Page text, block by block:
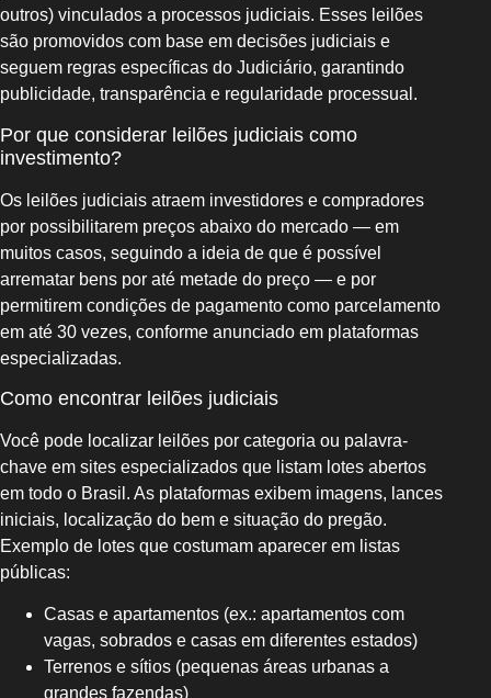
outros) vinculados a processos judiciais. Esses leilões
são promovidos com base em decisões judiciais e
seguem regras específicas do Judiciário, garantindo
publicidade, transparência e regularidade processual.
Por que considerar leilões judiciais como
investimento?
Os leilões judiciais atraem investidores e compradores
por possibilitarem preços abaixo do mercado — em
muitos casos, seguindo a ideia de que é possível
arrematar bens por até metade do preço — e por
permitirem condições de pagamento como parcelamento
em até 30 vezes, conforme anunciado em plataformas
especializadas.
Como encontrar leilões judiciais
Você pode localizar leilões por categoria ou palavra-
chave em sites especializados que listam lotes abertos
em todo o Brasil. As plataformas exibem imagens, lances
iniciais, localização do bem e situação do pregão.
Exemplo de lotes que costumam aparecer em listas
públicas:
Casas e apartamentos (ex.: apartamentos com
vagas, sobrados e casas em diferentes estados)
Terrenos e sítios (pequenas áreas urbanas a
grandes fazendas)